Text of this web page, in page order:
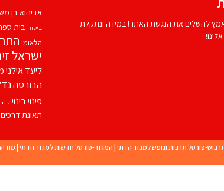
להשלים את הנגשת האתר! במידה ונתקלת
אביהוא בן
ביטוח בית
הלאומי
ישראל
ליעד אילני
הבורסה
פינוי בינוי
תאונת דרכים
פורטל תרבות ונופש למגזר הדתי | המגזר-פורטל חדשות למגזר הדתי |